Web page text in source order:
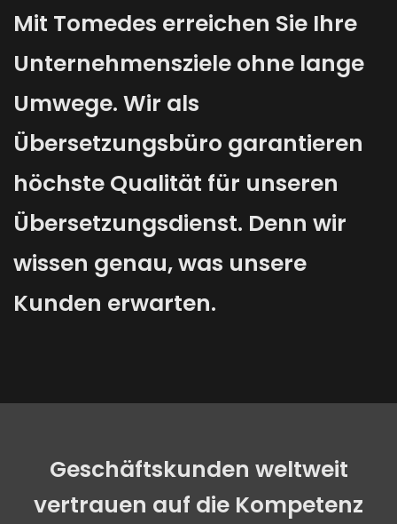
Mit Tomedes erreichen Sie Ihre
Unternehmensziele ohne lange
Umwege. Wir als
Übersetzungsbüro garantieren
höchste Qualität für unseren
Übersetzungsdienst. Denn wir
wissen genau, was unsere
Kunden erwarten.
Geschäftskunden weltweit
vertrauen auf die Kompetenz